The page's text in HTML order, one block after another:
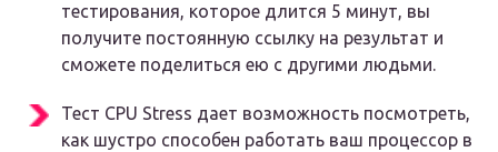
тестирования, которое длится 5 минут, вы
получите постоянную ссылку на результат и
сможете поделиться ею с другими людьми.
Тест CPU Stress дает возможность посмотреть,
как шустро способен работать ваш процессор в